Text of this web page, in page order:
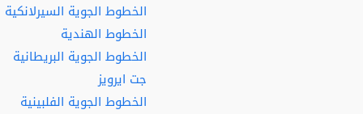
الخطوط الجوية السيرلانكية
الخطوط الهندية
الخطوط الجوية البريطانية
جت ايرويز
الخطوط الجوية الفلبينية